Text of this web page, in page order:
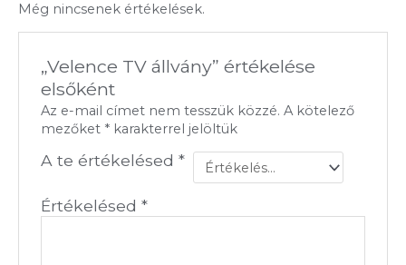
Még nincsenek értékelések.
„Velence TV állvány” értékelése
elsőként
Az e-mail címet nem tesszük közzé. A kötelező
mezőket * karakterrel jelöltük
A te értékelésed*
Értékelésed*